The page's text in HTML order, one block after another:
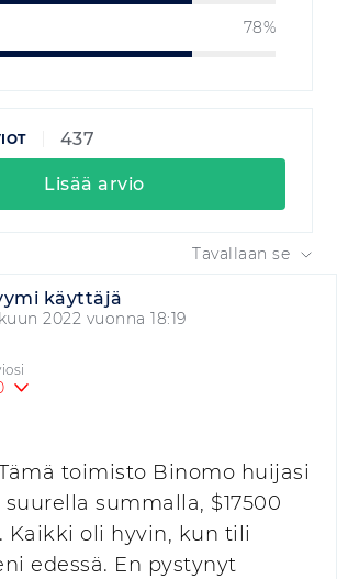
78%
437
Lisää arvio
Tavallaan se
käyttäjä
2022 vuonna 18:19
toimisto Binomo huijasi
summalla, $17500
Kaikki oli hyvin, kun tili
edessä. En pystynyt